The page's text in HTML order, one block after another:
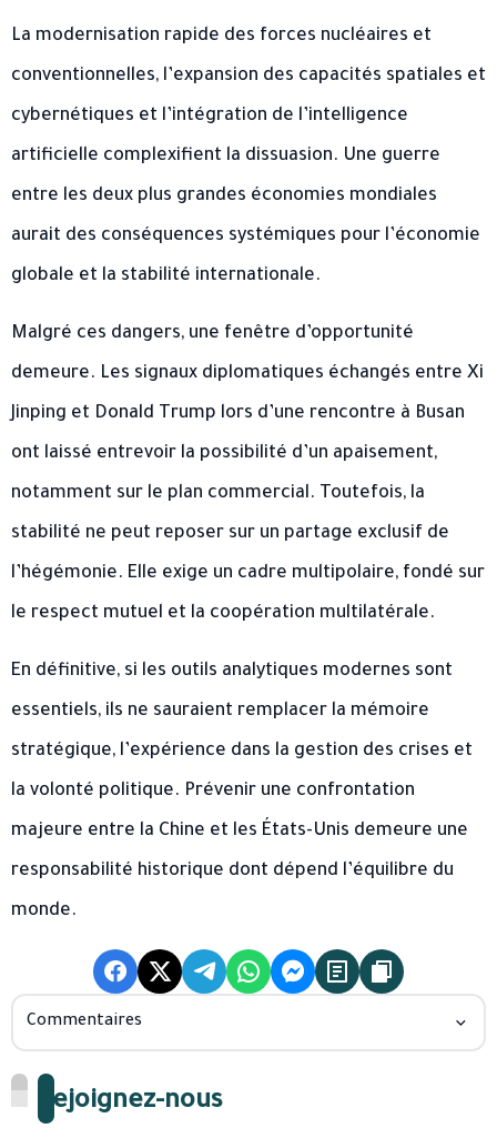
La modernisation rapide des forces nucléaires et
conventionnelles, l’expansion des capacités spatiales et
cybernétiques et l’intégration de l’intelligence
artificielle complexifient la dissuasion. Une guerre
entre les deux plus grandes économies mondiales
aurait des conséquences systémiques pour l’économie
globale et la stabilité internationale.
Malgré ces dangers, une fenêtre d’opportunité
demeure. Les signaux diplomatiques échangés entre Xi
Jinping et Donald Trump lors d’une rencontre à Busan
ont laissé entrevoir la possibilité d’un apaisement,
notamment sur le plan commercial. Toutefois, la
stabilité ne peut reposer sur un partage exclusif de
l’hégémonie. Elle exige un cadre multipolaire, fondé sur
le respect mutuel et la coopération multilatérale.
En définitive, si les outils analytiques modernes sont
essentiels, ils ne sauraient remplacer la mémoire
stratégique, l’expérience dans la gestion des crises et
la volonté politique. Prévenir une confrontation
majeure entre la Chine et les États-Unis demeure une
responsabilité historique dont dépend l’équilibre du
monde.
Commentaires
Rejoignez-nous